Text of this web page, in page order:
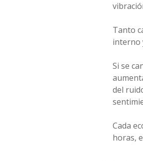
Tanto
interno
Si se
del
Cada
horas,